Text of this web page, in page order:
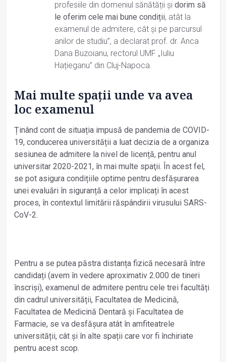
profesiile din domeniul sănătății și dorim să
le oferim cele mai bune condiții, atât la
examenul de admitere, cât și pe parcursul
anilor de studiu”, a declarat prof. dr. Anca
Dana Buzoianu, rectorul UMF „Iuliu
Hațieganu” din Cluj-Napoca.
Mai multe spații unde va avea
loc examenul
Ținând cont de situația impusă de pandemia de COVID-
19, conducerea universității a luat decizia de a organiza
sesiunea de admitere la nivel de licență, pentru anul
universitar 2020-2021, în mai multe spaţii. În acest fel,
se pot asigura condițiile optime pentru desfășurarea
unei evaluări în siguranță a celor implicați în acest
proces, în contextul limitării răspândirii virusului SARS-
CoV-2.
Pentru a se putea păstra distanța fizică necesară între
candidați (avem în vedere aproximativ 2.000 de tineri
înscrişi), examenul de admitere pentru cele trei facultăți
din cadrul universității, Facultatea de Medicină,
Facultatea de Medicină Dentară și Facultatea de
Farmacie, se va desfășura atât în amfiteatrele
universității, cât și în alte spații care vor fi închiriate
pentru acest scop.